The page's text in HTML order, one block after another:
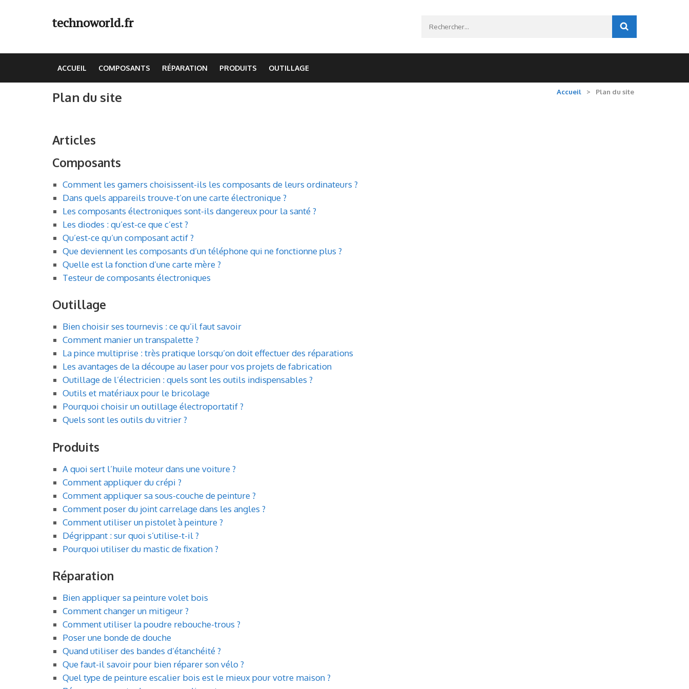
technoworld.fr
ACCUEIL COMPOSANTS RÉPARATION PRODUITS OUTILLAGE
Plan du site Accueil > Plan du site
Articles
Composants
Comment les gamers choisissent-ils les composants de leurs ordinateurs ?
Dans quels appareils trouve-t’on une carte électronique ?
Les composants électroniques sont-ils dangereux pour la santé ?
Les diodes : qu’est-ce que c’est ?
Qu’est-ce qu’un composant actif ?
Que deviennent les composants d’un téléphone qui ne fonctionne plus ?
Quelle est la fonction d’une carte mère ?
Testeur de composants électroniques
Outillage
Bien choisir ses tournevis : ce qu’il faut savoir
Comment manier un transpalette ?
La pince multiprise : très pratique lorsqu’on doit effectuer des réparations
Les avantages de la découpe au laser pour vos projets de fabrication
Outillage de l’électricien : quels sont les outils indispensables ?
Outils et matériaux pour le bricolage
Pourquoi choisir un outillage électroportatif ?
Quels sont les outils du vitrier ?
Produits
A quoi sert l’huile moteur dans une voiture ?
Comment appliquer du crépi ?
Comment appliquer sa sous-couche de peinture ?
Comment poser du joint carrelage dans les angles ?
Comment utiliser un pistolet à peinture ?
Dégrippant : sur quoi s’utilise-t-il ?
Pourquoi utiliser du mastic de fixation ?
Réparation
Bien appliquer sa peinture volet bois
Comment changer un mitigeur ?
Comment utiliser la poudre rebouche-trous ?
Poser une bonde de douche
Quand utiliser des bandes d’étanchéité ?
Que faut-il savoir pour bien réparer son vélo ?
Quel type de peinture escalier bois est le mieux pour votre maison ?